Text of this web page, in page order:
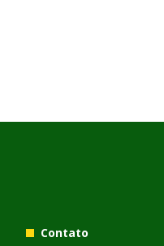
Contato